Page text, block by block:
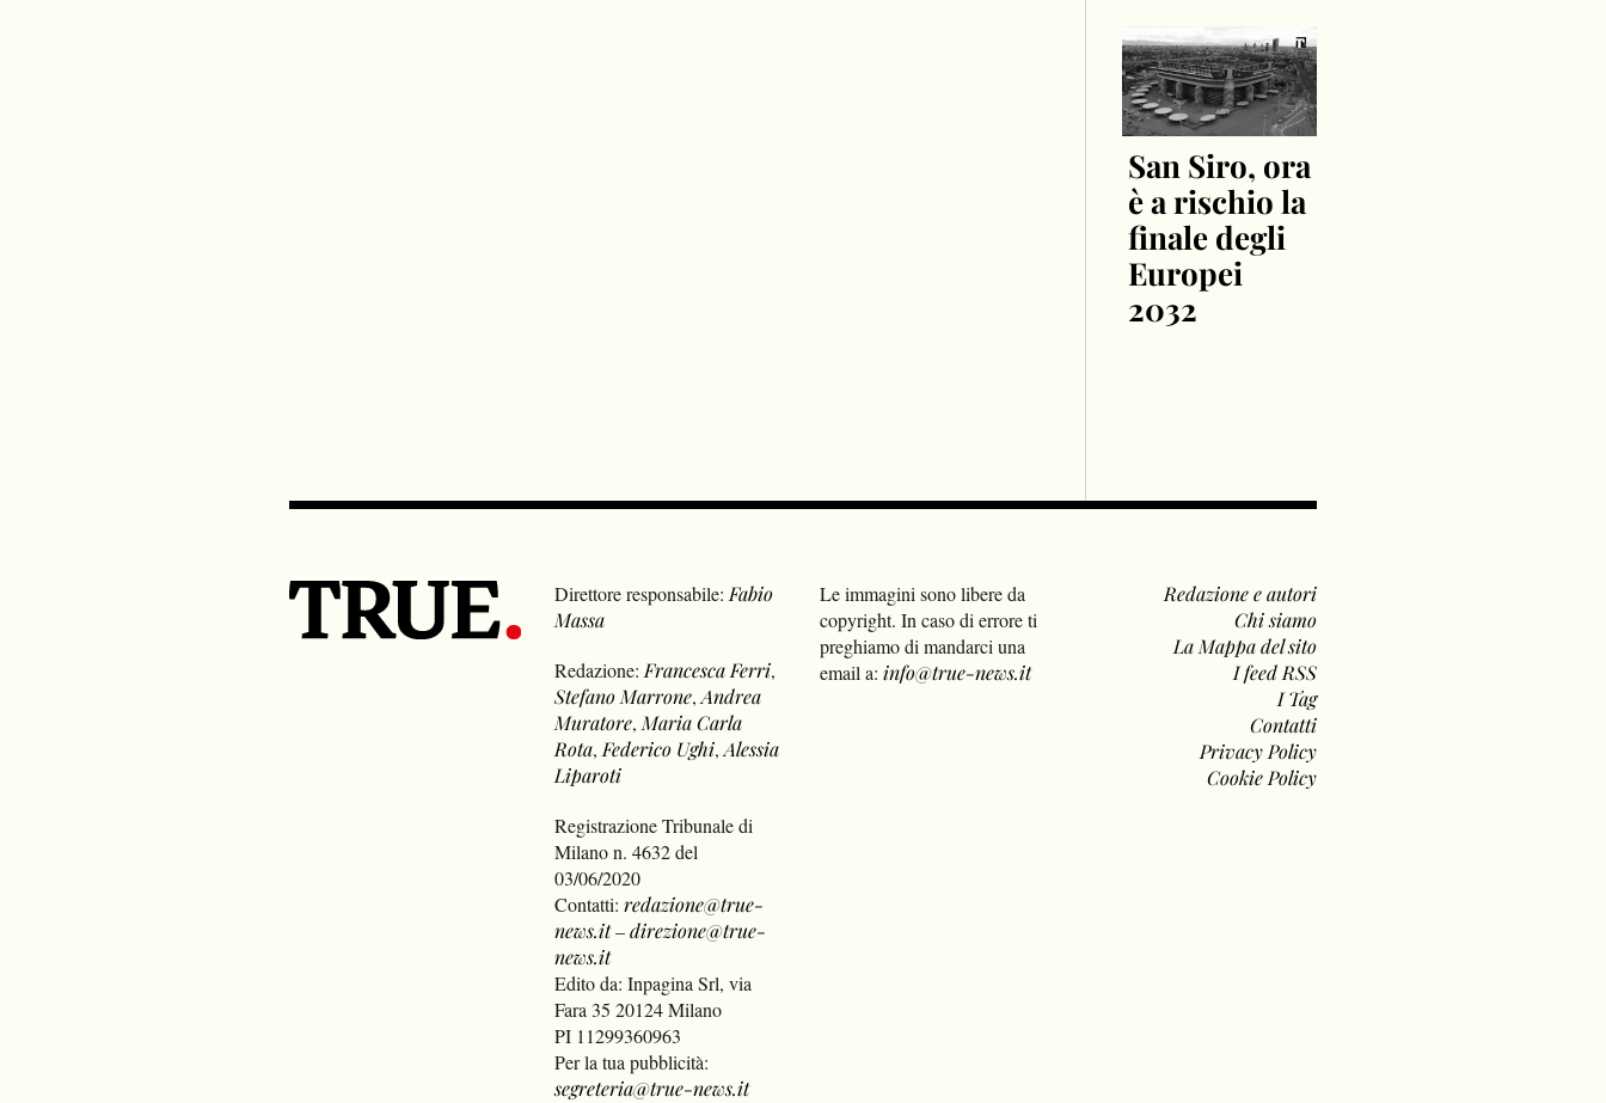
San Siro, ora
è a rischio la
finale degli
Europei
2032
Direttore responsabile: Fabio
Massa
Redazione: Francesca Ferri,
Stefano Marrone,Andrea
Muratore, Maria Carla
Rota, Federico Ughi,Alessia
Liparoti
Registrazione Tribunale di
Milano n. 4632 del
03/06/2020
Contatti:redazione@true-
news.it–direzione@true-
news.it
Edito da: Inpagina Srl, via
Fara 35 20124 Milano
PI 11299360963
Per la tua pubblicità:
segreteria@true-news.it
Le immagini sono libere da
copyright. In caso di errore ti
preghiamo di mandarci una
email a: info@true-news.it
Redazione e autori
Chi siamo
La Mappa del sito
I feed RSS
I Tag
Contatti
Privacy Policy
Cookie Policy